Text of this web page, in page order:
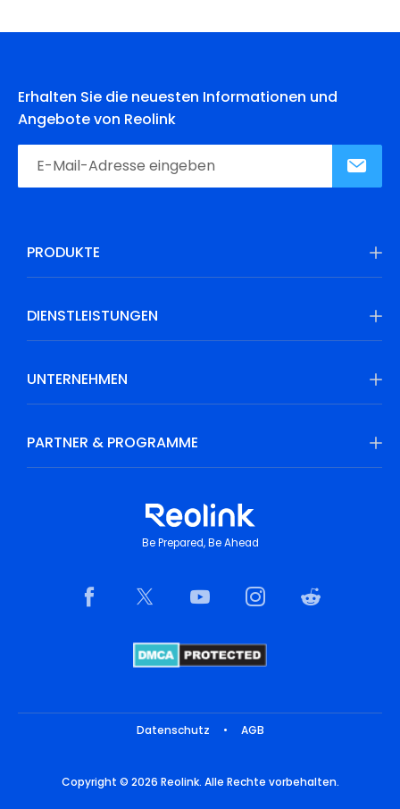
Erhalten Sie die neuesten Informationen und
Angebote von Reolink
PRODUKTE
DIENSTLEISTUNGEN
UNTERNEHMEN
PARTNER & PROGRAMME
Be Prepared, Be Ahead
Datenschutz • AGB
Copyright © 2026 Reolink. Alle Rechte vorbehalten.